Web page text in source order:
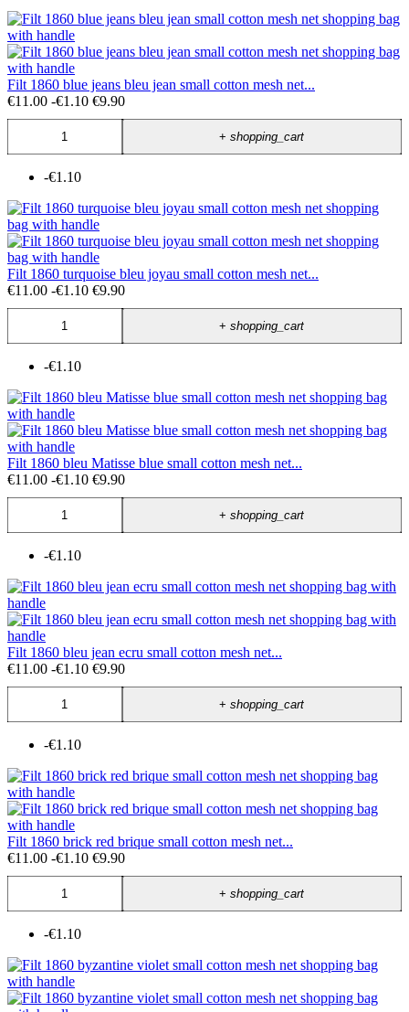
Filt 1860 blue jeans bleu jean small cotton mesh net...
€11.00 -€1.10 €9.90
+shopping_cart
-€1.10
Filt 1860 turquoise bleu joyau small cotton mesh net...
€11.00 -€1.10 €9.90
+shopping_cart
-€1.10
Filt 1860 bleu Matisse blue small cotton mesh net...
€11.00 -€1.10 €9.90
+shopping_cart
-€1.10
Filt 1860 bleu jean ecru small cotton mesh net...
€11.00 -€1.10 €9.90
+shopping_cart
-€1.10
Filt 1860 brick red brique small cotton mesh net...
€11.00 -€1.10 €9.90
+shopping_cart
-€1.10